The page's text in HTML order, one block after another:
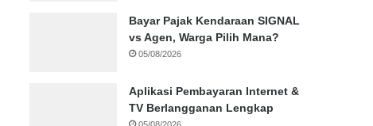
Bayar Pajak Kendaraan SIGNAL
vs Agen, Warga Pilih Mana?
05/08/2026
Aplikasi Pembayaran Internet &
TV Berlangganan Lengkap